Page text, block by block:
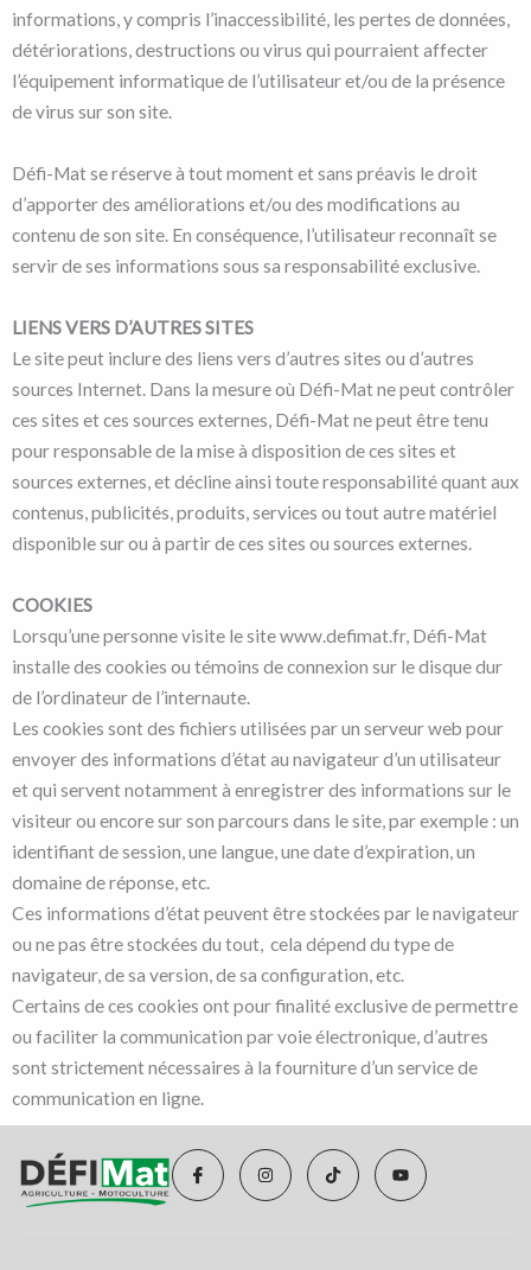
informations, y compris l’inaccessibilité, les pertes de données,
détériorations, destructions ou virus qui pourraient affecter
l’équipement informatique de l’utilisateur et/ou de la présence
de virus sur son site.
Défi-Mat se réserve à tout moment et sans préavis le droit
d’apporter des améliorations et/ou des modifications au
contenu de son site. En conséquence, l’utilisateur reconnaît se
servir de ses informations sous sa responsabilité exclusive.
LIENS VERS D’AUTRES SITES
Le site peut inclure des liens vers d’autres sites ou d’autres
sources Internet. Dans la mesure où Défi-Mat ne peut contrôler
ces sites et ces sources externes, Défi-Mat ne peut être tenu
pour responsable de la mise à disposition de ces sites et
sources externes, et décline ainsi toute responsabilité quant aux
contenus, publicités, produits, services ou tout autre matériel
disponible sur ou à partir de ces sites ou sources externes.
COOKIES
Lorsqu’une personne visite le site www.defimat.fr, Défi-Mat
installe des cookies ou témoins de connexion sur le disque dur
de l’ordinateur de l’internaute.
Les cookies sont des fichiers utilisées par un serveur web pour
envoyer des informations d’état au navigateur d’un utilisateur
et qui servent notamment à enregistrer des informations sur le
visiteur ou encore sur son parcours dans le site, par exemple : un
identifiant de session, une langue, une date d’expiration, un
domaine de réponse, etc.
Ces informations d’état peuvent être stockées par le navigateur
ou ne pas être stockées du tout, cela dépend du type de
navigateur, de sa version, de sa configuration, etc.
Certains de ces cookies ont pour finalité exclusive de permettre
ou faciliter la communication par voie électronique, d’autres
sont strictement nécessaires à la fourniture d’un service de
communication en ligne.
I
c
o
n
I
n
s
t
T
i
k
t
Y
o
t